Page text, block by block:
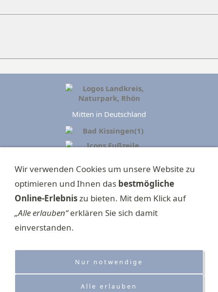
Mitten in Deutschland
E-Mail schreiben
Cookies
Bildquellen
Anfahrt
Download gps-Tracks: |► alle Mountainbikestrecken|► alle
Gravelstrecken| ► alle Familienstrecken
Wir verwenden Cookies um unsere Website zu
optimieren und Ihnen das bestmögliche
Online-Erlebniszu bieten. Mit dem Klick auf
„Alle erlauben“erklären Sie sich damit
einverstanden.
Nur notwendige
Alle erlauben